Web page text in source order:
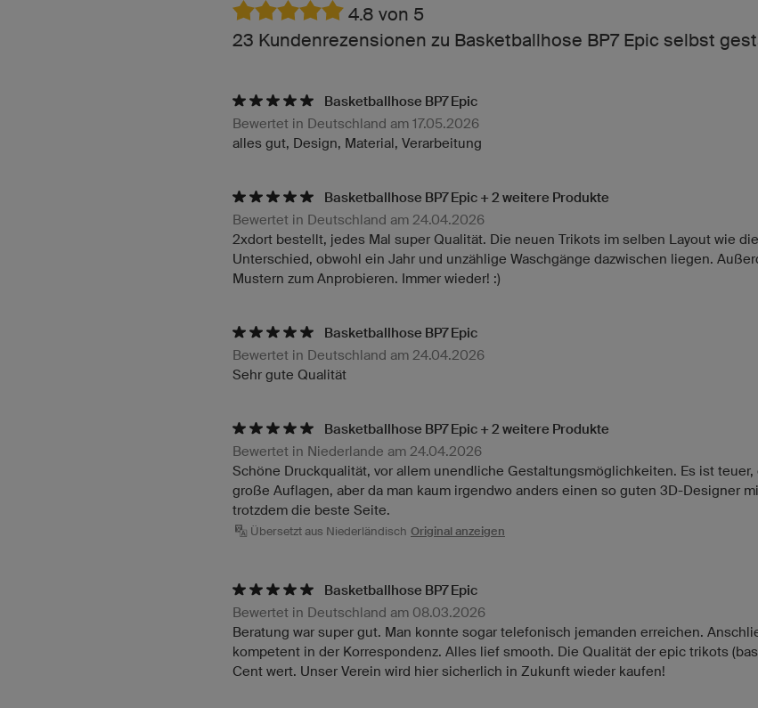
4.8 von 5
23 Kundenrezensionen zu Basketballhose BP7 Epic selbst
Basketballhose BP7 Epic
Bewertet in Deutschland am 17.05.2026
alles gut, Design, Material, Verarbeitung
Basketballhose BP7 Epic + 2 weitere Produkte
Bewertet in Deutschland am 24.04.2026
2xdort bestellt, jedes Mal super Qualität. Die neuen Trikots im selben Layout wie
Unterschied, obwohl ein Jahr und unzählige Waschgänge dazwischen liegen.
Mustern zum Anprobieren. Immer wieder! :)
Basketballhose BP7 Epic
Bewertet in Deutschland am 24.04.2026
Sehr gute Qualität
Basketballhose BP7 Epic + 2 weitere Produkte
Bewertet in Niederlande am 24.04.2026
Schöne Druckqualität, vor allem unendliche Gestaltungsmöglichkeiten. Es ist
große Auflagen, aber da man kaum irgendwo anders einen so guten 3D-Designer
trotzdem die beste Seite.
Übersetzt aus Niederländisch Original anzeigen
Basketballhose BP7 Epic
Bewertet in Deutschland am 08.03.2026
Beratung war super gut. Man konnte sogar telefonisch jemanden erreichen.
kompetent in der Korrespondenz. Alles lief smooth. Die Qualität der epic trikots
Cent wert. Unser Verein wird hier sicherlich in Zukunft wieder kaufen!